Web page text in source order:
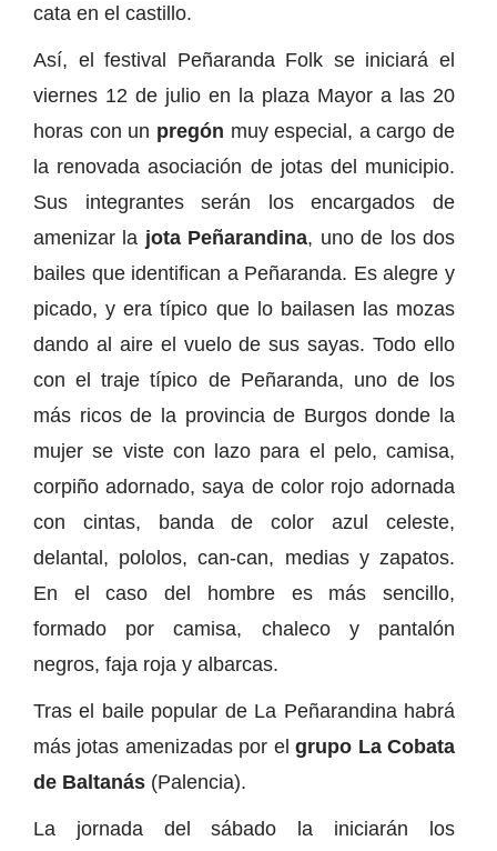
cata en el castillo.
Así, el festival Peñaranda Folk se iniciará el
viernes 12 de julio en la plaza Mayor a las 20
horas con un pregón muy especial, a cargo de
la renovada asociación de jotas del municipio.
Sus integrantes serán los encargados de
amenizar la jota Peñarandina, uno de los dos
bailes que identifican a Peñaranda. Es alegre y
picado, y era típico que lo bailasen las mozas
dando al aire el vuelo de sus sayas. Todo ello
con el traje típico de Peñaranda, uno de los
más ricos de la provincia de Burgos donde la
mujer se viste con lazo para el pelo, camisa,
corpiño adornado, saya de color rojo adornada
con cintas, banda de color azul celeste,
delantal, pololos, can-can, medias y zapatos.
En el caso del hombre es más sencillo,
formado por camisa, chaleco y pantalón
negros, faja roja y albarcas.
Tras el baile popular de La Peñarandina habrá
más jotas amenizadas por el grupo La Cobata
de Baltanás (Palencia).
La jornada del sábado la iniciarán los